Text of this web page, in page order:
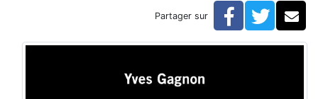
Développement personnelPartager sur Facebook